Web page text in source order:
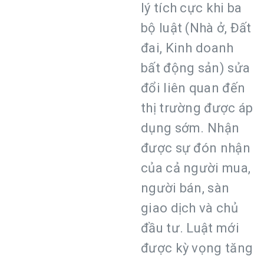
lý tích cực khi ba
bộ luật (Nhà ở, Đất
đai, Kinh doanh
bất động sản) sửa
đổi liên quan đến
thị trường được áp
dụng sớm. Nhận
được sự đón nhận
của cả người mua,
người bán, sàn
giao dịch và chủ
đầu tư. Luật mới
được kỳ vọng tăng